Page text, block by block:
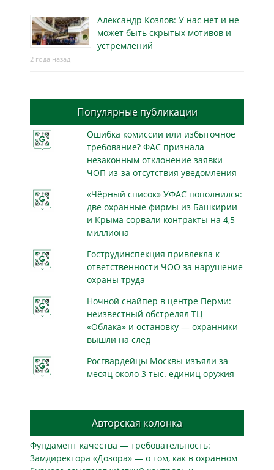
Александр Козлов: У нас нет и не
может быть скрытых мотивов и
устремлений
2 года назад
Популярные публикации
Ошибка комиссии или избыточное
требование? ФАС признала
незаконным отклонение заявки
ЧОП из-за отсутствия уведомления
«Чёрный список» УФАС пополнился:
две охранные фирмы из Башкирии
и Крыма сорвали контракты на 4,5
миллиона
Гострудинспекция привлекла к
ответственности ЧОО за нарушение
охраны труда
Ночной снайпер в центре Перми:
неизвестный обстрелял ТЦ
«Облака» и остановку — охранники
вышли на след
Росгвардейцы Москвы изъяли за
месяц около 3 тыс. единиц оружия
Авторская колонка
Фундамент качества — требовательность:
Замдиректора «Дозора» — о том, как в охранном